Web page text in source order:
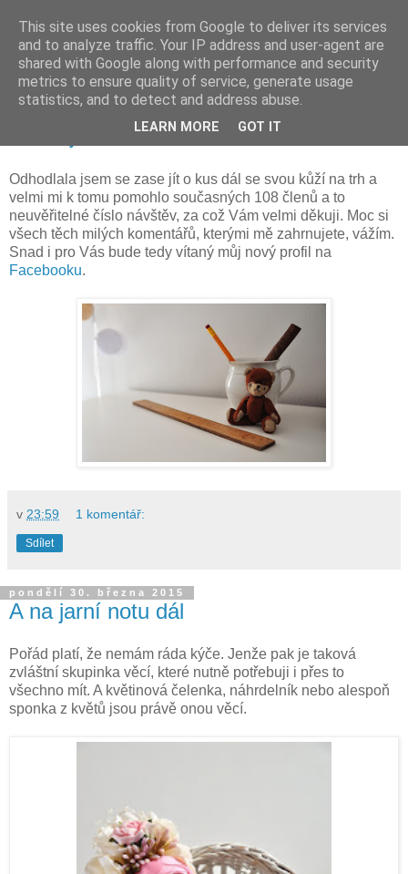
Obličejům blíž
Odhodlala jsem se zase jít o kus dál se svou kůží na trh a
velmi mi k tomu pomohlo současných 108 členů a to
neuvěřitelné číslo návštěv, za což Vám velmi děkuji. Moc si
všech těch milých komentářů, kterými mě zahrnujete, vážím.
Snad i pro Vás bude tedy vítaný můj nový profil na
Facebooku.
v 23:59 1 komentář:
Sdílet
pondělí 30. března 2015
A na jarní notu dál
Pořád platí, že nemám ráda kýče. Jenže pak je taková
zvláštní skupinka věcí, které nutně potřebuji i přes to
všechno mít. A květinová čelenka, náhrdelník nebo alespoň
sponka z květů jsou právě onou věcí.
This site uses cookies from Google to deliver its services
and to analyze traffic. Your IP address and user-agent are
shared with Google along with performance and security
metrics to ensure quality of service, generate usage
statistics, and to detect and address abuse.
LEARN MORE GOT IT